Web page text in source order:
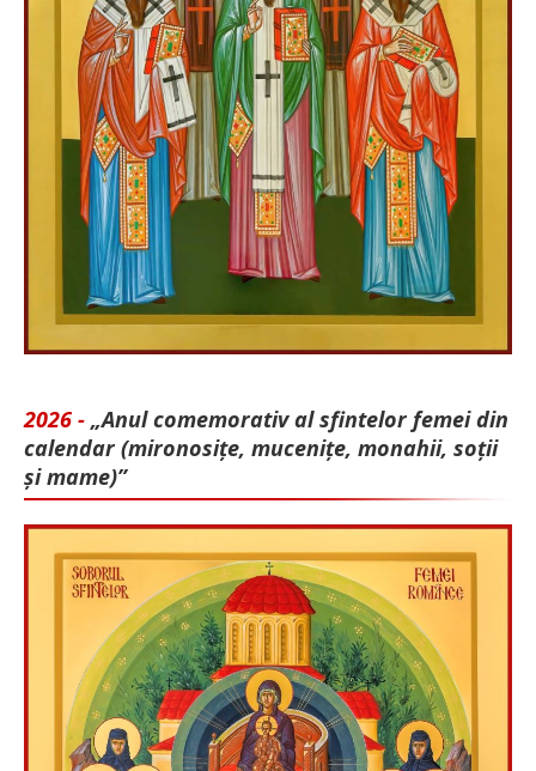
2026 - „Anul comemorativ al sfintelor femei din
calendar (mironosițe, mu­cenițe, monahii, soții
și mame)”